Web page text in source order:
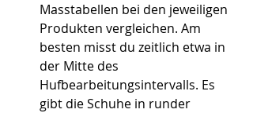
Masstabellen bei den jeweiligen
Produkten vergleichen. Am
besten misst du zeitlich etwa in
der Mitte des
Hufbearbeitungsintervalls. Es
gibt die Schuhe in runder